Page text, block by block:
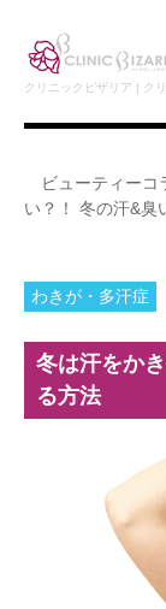
クリニックビザリア | ク
ビューティーコ
い？！ 冬の汗&臭
わきが・多汗症
冬は汗をか
る方法